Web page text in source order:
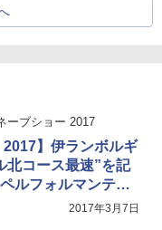
ーブショー 2017
2017】伊ランボルギ
北コース最速”を記
ルフォルマンテ」
2017年3月7日